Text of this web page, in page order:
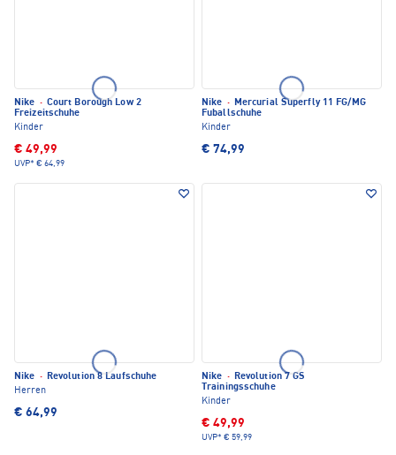
Nike · Court Borough Low 2
Freizeitschuhe
Kinder
€ 49,99
UVP* € 64,99
Nike · Mercurial Superfly 11 FG/MG
Fuballschuhe
Kinder
€ 74,99
Nike · Revolution 8 Laufschuhe
Herren
€ 64,99
Nike · Revolution 7 GS
Trainingsschuhe
Kinder
€ 49,99
UVP* € 59,99